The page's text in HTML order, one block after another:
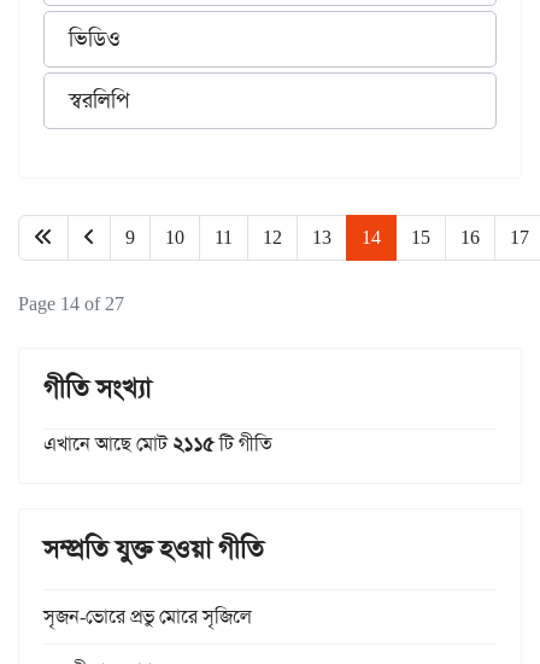
ভিডিও
স্বরলিপি
9 10 11 12 13 14 15 16 17
Page 14 of 27
গীতি সংখ্যা
এখানে আছে মোট২১১৫টি গীতি
সম্প্রতি যুক্ত হওয়া গীতি
সৃজন-ভোরে প্রভু মোরে সৃজিলে